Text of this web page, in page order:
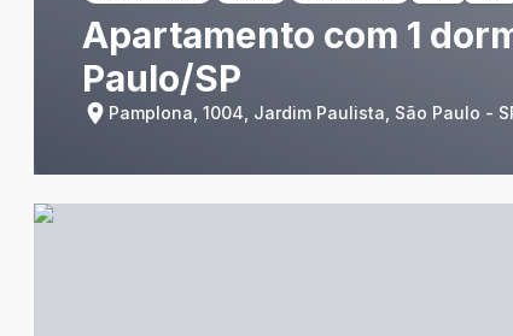
Apartamento com 1
Paulo/SP
Pamplona, 1004, Jardim Paulista, São Paulo -